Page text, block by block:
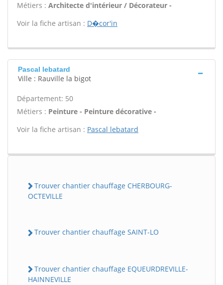
Métiers : Architecte d'intérieur / Décorateur -
Voir la fiche artisan : D�cor'in
Pascal lebatard
Ville : Rauville la bigot
Département: 50
Métiers : Peinture - Peinture décorative -
Voir la fiche artisan : Pascal lebatard
Trouver chantier chauffage CHERBOURG-
OCTEVILLE
Trouver chantier chauffage SAINT-LO
Trouver chantier chauffage EQUEURDREVILLE-
HAINNEVILLE